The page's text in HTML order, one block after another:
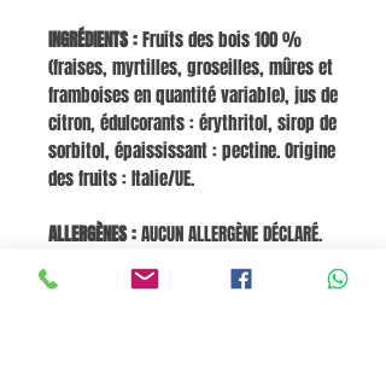
INGRÉDIENTS :Fruits des bois 100 %
(fraises, myrtilles, groseilles, mûres et
framboises en quantité variable), jus de
citron, édulcorants : érythritol, sirop de
sorbitol, épaississant : pectine. Origine
des fruits : Italie/UE.
ALLERGÈNES :AUCUN ALLERGÈNE DÉCLARÉ.
VALEURS NUTRITIONNELLES MOYENNES (pour